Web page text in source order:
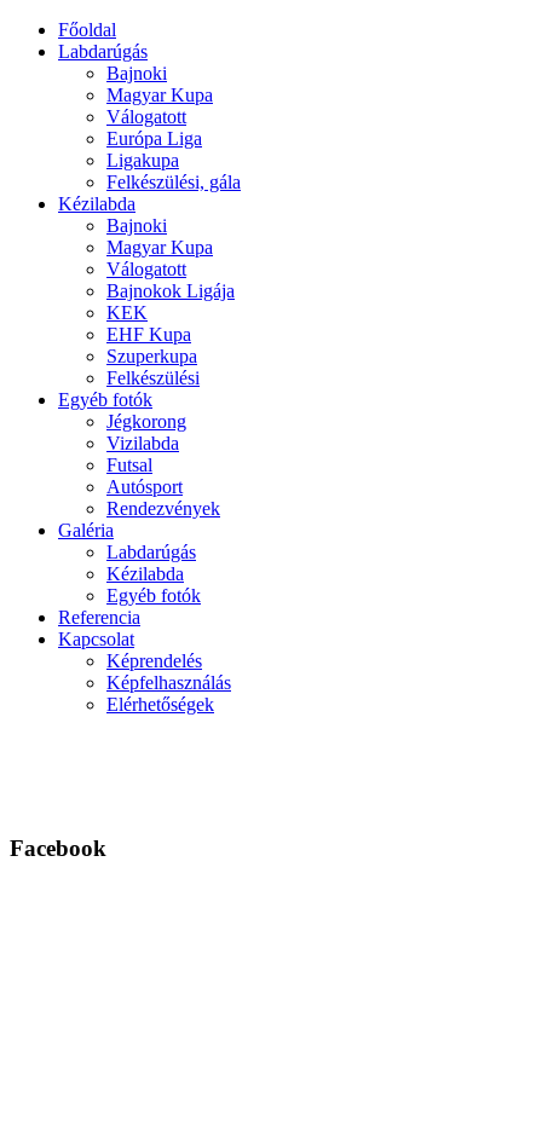
Főoldal
Labdarúgás
Bajnoki
Magyar Kupa
Válogatott
Európa Liga
Ligakupa
Felkészülési, gála
Kézilabda
Bajnoki
Magyar Kupa
Válogatott
Bajnokok Ligája
KEK
EHF Kupa
Szuperkupa
Felkészülési
Egyéb fotók
Jégkorong
Vizilabda
Futsal
Autósport
Rendezvények
Galéria
Labdarúgás
Kézilabda
Egyéb fotók
Referencia
Kapcsolat
Képrendelés
Képfelhasználás
Elérhetőségek
Facebook